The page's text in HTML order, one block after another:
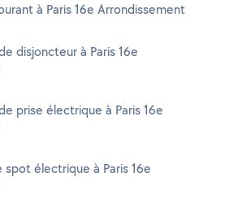
à Paris 16e Arrondissement
disjoncteur à Paris 16e
prise électrique à Paris 16e
spot électrique à Paris 16e